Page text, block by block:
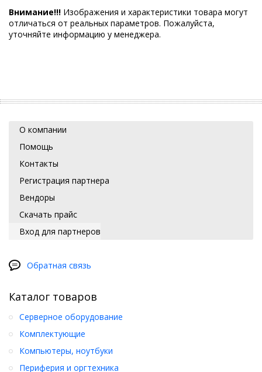
Внимание!!! Изображения и характеристики товара могут
отличаться от реальных параметров. Пожалуйста,
уточняйте информацию у менеджера.
О компании
Помощь
Контакты
Регистрация партнера
Вендоры
Скачать прайс
Вход для партнеров
Обратная связь
Каталог товаров
Серверное оборудование
Комплектующие
Компьютеры, ноутбуки
Периферия и оргтехника